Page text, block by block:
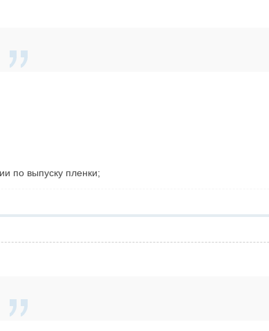
по выпуску пленки;